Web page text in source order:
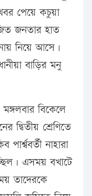
পেয়ে কচুয়া
জনতার হাত
নিয়ে আসে।
বাড়ির মনু
বিকেলে
দ্বিতীয় শ্রেণিতে
নাহারা
এসময় বখাটে
তাদেরকে